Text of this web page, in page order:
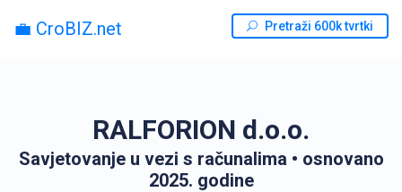
💼 CroBIZ.net Pretraži 600k tvrtki
RALFORION d.o.o.
Savjetovanje u vezi s računalima • osnovano
2025. godine